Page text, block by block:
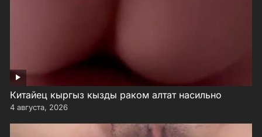
Китайец кыргыз кызды раком алтат насильно
4 августа, 2026